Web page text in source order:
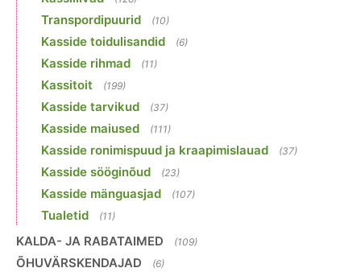
Transpordipuurid (10)
Kasside toidulisandid (6)
Kasside rihmad (11)
Kassitoit (199)
Kasside tarvikud (37)
Kasside maiused (111)
Kasside ronimispuud ja kraapimislauad (37)
Kasside sööginõud (23)
Kasside mänguasjad (107)
Tualetid (11)
KALDA- JA RABATAIMED (109)
ÕHUVÄRSKENDAJAD (6)